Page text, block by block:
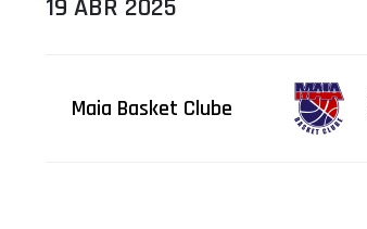
19 ABR 2025
Maia Basket Clube